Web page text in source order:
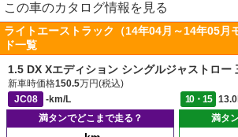
この車のカタログ情報を見る
ライトエーストラック（14年04月～14年05月
ド一覧
1.5 DX Xエディション シングルジャストロー
新車時価格150.5万円(税込)
JC08
-km/L 10・15
満タンでどこまで走る？
満タ